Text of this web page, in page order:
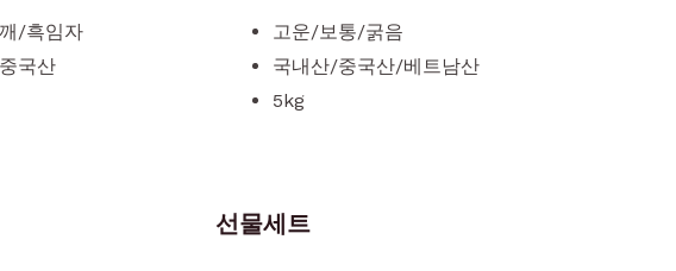
/흑임자
국산
고운/보통/굵음
국내산/중국산/베트남산
5kg
선물세트